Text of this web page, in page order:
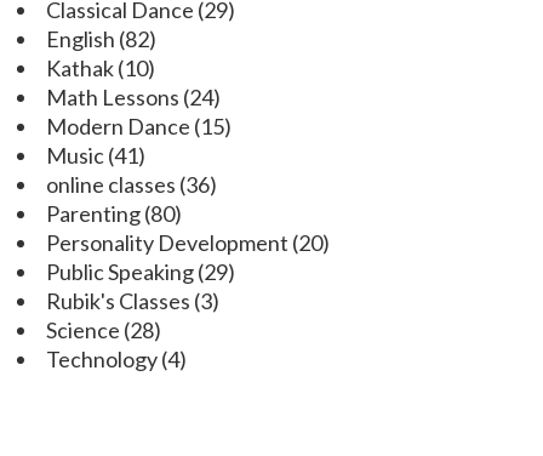
Classical Dance (29)
English (82)
Kathak(10)
Math Lessons (24)
Modern Dance (15)
Music(41)
online classes (36)
Parenting(80)
Personality Development (20)
Public Speaking(29)
Rubik's Classes (3)
Science (28)
Technology(4)